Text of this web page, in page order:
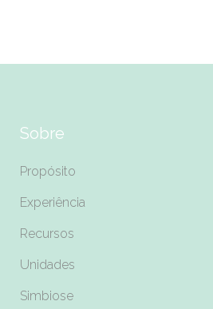
Sobre
Propósito
Experiência
Recursos
Unidades
Simbiose